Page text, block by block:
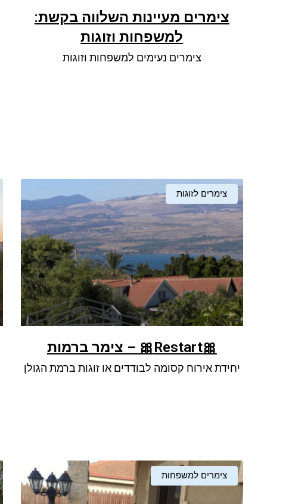
צימרים מעיינות השלווה בקשת:
למשפחות וזוגות
צימרים נעימים למשפחות וזוגות
צימרים לזוגות
🎀Restart🎀 – צימר ברמות
יחידת אירוח קסומה לבודדים או זוגות ברמת הגולן
צימרים למשפחות